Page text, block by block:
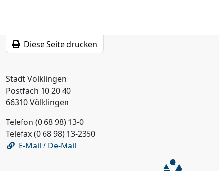
Diese Seite drucken
Stadt Völklingen
Postfach 10 20 40
66310 Völklingen
Telefon (0 68 98) 13-0
Telefax (0 68 98) 13-2350
E-Mail / De-Mail